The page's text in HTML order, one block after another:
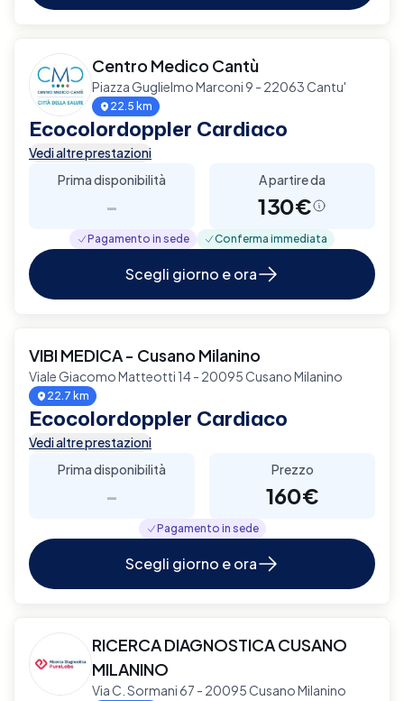
Centro Medico Cantù
Piazza Guglielmo Marconi 9 - 22063 Cantu'
22.5 km
Ecocolordoppler Cardiaco
Vedi altre prestazioni
Prima disponibilità
-
A partire da
130€
Pagamento in sede Conferma immediata
Scegli giorno e ora
VIBI MEDICA - Cusano Milanino
Viale Giacomo Matteotti 14 - 20095 Cusano Milanino
22.7 km
Ecocolordoppler Cardiaco
Vedi altre prestazioni
Prima disponibilità
-
Prezzo
160€
Pagamento in sede
Scegli giorno e ora
RICERCA DIAGNOSTICA CUSANO
MILANINO
Via C. Sormani 67 - 20095 Cusano Milanino